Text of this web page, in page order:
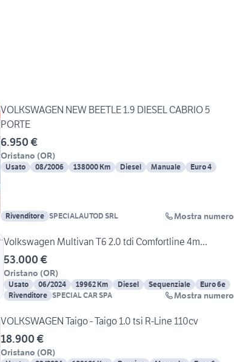
VOLKSWAGEN NEW BEETLE 1.9 DIESEL CABRIO 5
PORTE
6.950 €
Oristano (OR)
Usato 08/2006 138000 Km Diesel Manuale Euro 4
Rivenditore SPECIALAUTOD SRL Mostra numero
Volkswagen Multivan T6 2.0 tdi Comfortline 4m...
53.000 €
Oristano (OR)
Usato 06/2024 19962 Km Diesel Sequenziale
Euro 6e
Rivenditore SPECIAL CAR SPA Mostra numero
VOLKSWAGEN Taigo - Taigo 1.0 tsi R-Line 110cv
18.900 €
Oristano (OR)